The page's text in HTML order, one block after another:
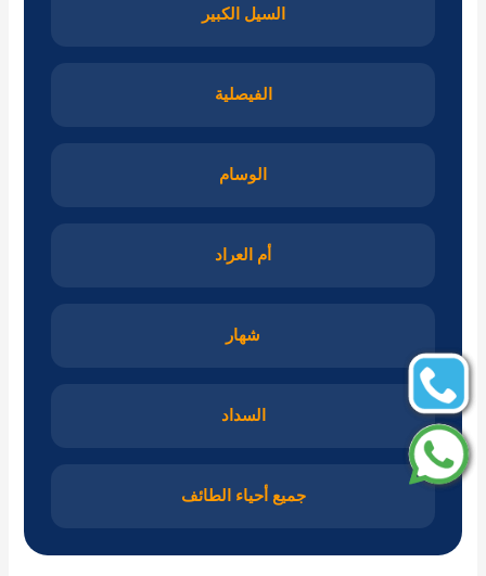
السيل الكبير
الفيصلية
الوسام
أم العراد
شهار
السداد
جميع أحياء الطائف